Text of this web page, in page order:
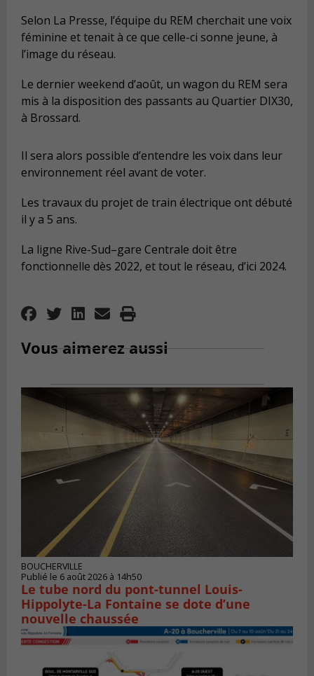
Selon La Presse, l’équipe du REM cherchait une voix
féminine et tenait à ce que celle-ci sonne jeune, à
l’image du réseau.
Le dernier weekend d’août, un wagon du REM sera
mis à la disposition des passants au Quartier DIX30,
à Brossard.
Il sera alors possible d’entendre les voix dans leur
environnement réel avant de voter.
Les travaux du projet de train électrique ont débuté
il y a 5 ans.
La ligne Rive-Sud–gare Centrale doit être
fonctionnelle dès 2022, et tout le réseau, d’ici 2024.
Vous aimerez aussi
BOUCHERVILLE
Publié le 6 août 2026 à 14h50
Le tube nord du pont-tunnel Louis-
Hippolyte-La Fontaine se dote d’une
nouvelle chaussée